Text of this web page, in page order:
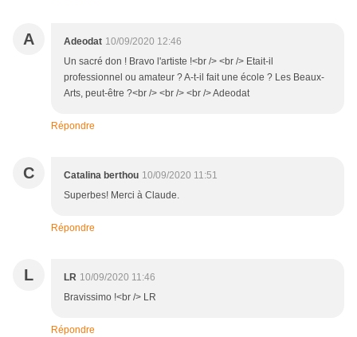
A Adeodat 10/09/2020 12:46
Un sacré don ! Bravo l'artiste !<br /> <br /> Etait-il
professionnel ou amateur ? A-t-il fait une école ? Les Beaux-
Arts, peut-être ?<br /> <br /> <br /> Adeodat
Répondre
C Catalina berthou 10/09/2020 11:51
Superbes! Merci à Claude.
Répondre
L LR 10/09/2020 11:46
Bravissimo !<br /> LR
Répondre